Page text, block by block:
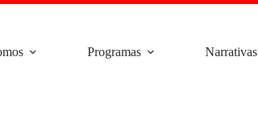
Programas Narrativas